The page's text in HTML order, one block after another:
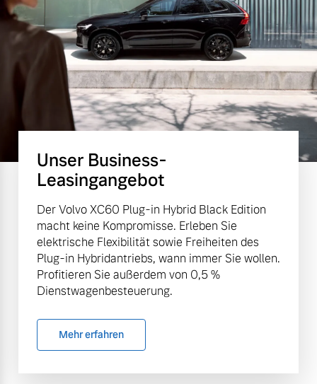
Unser Business-
Leasingangebot
Der Volvo XC60 Plug-in Hybrid Black Edition
macht keine Kompromisse. Erleben Sie
elektrische Flexibilität sowie Freiheiten des
Plug-in Hybridantriebs, wann immer Sie wollen.
Profitieren Sie außerdem von 0,5 %
Dienstwagenbesteuerung.
Mehr erfahren